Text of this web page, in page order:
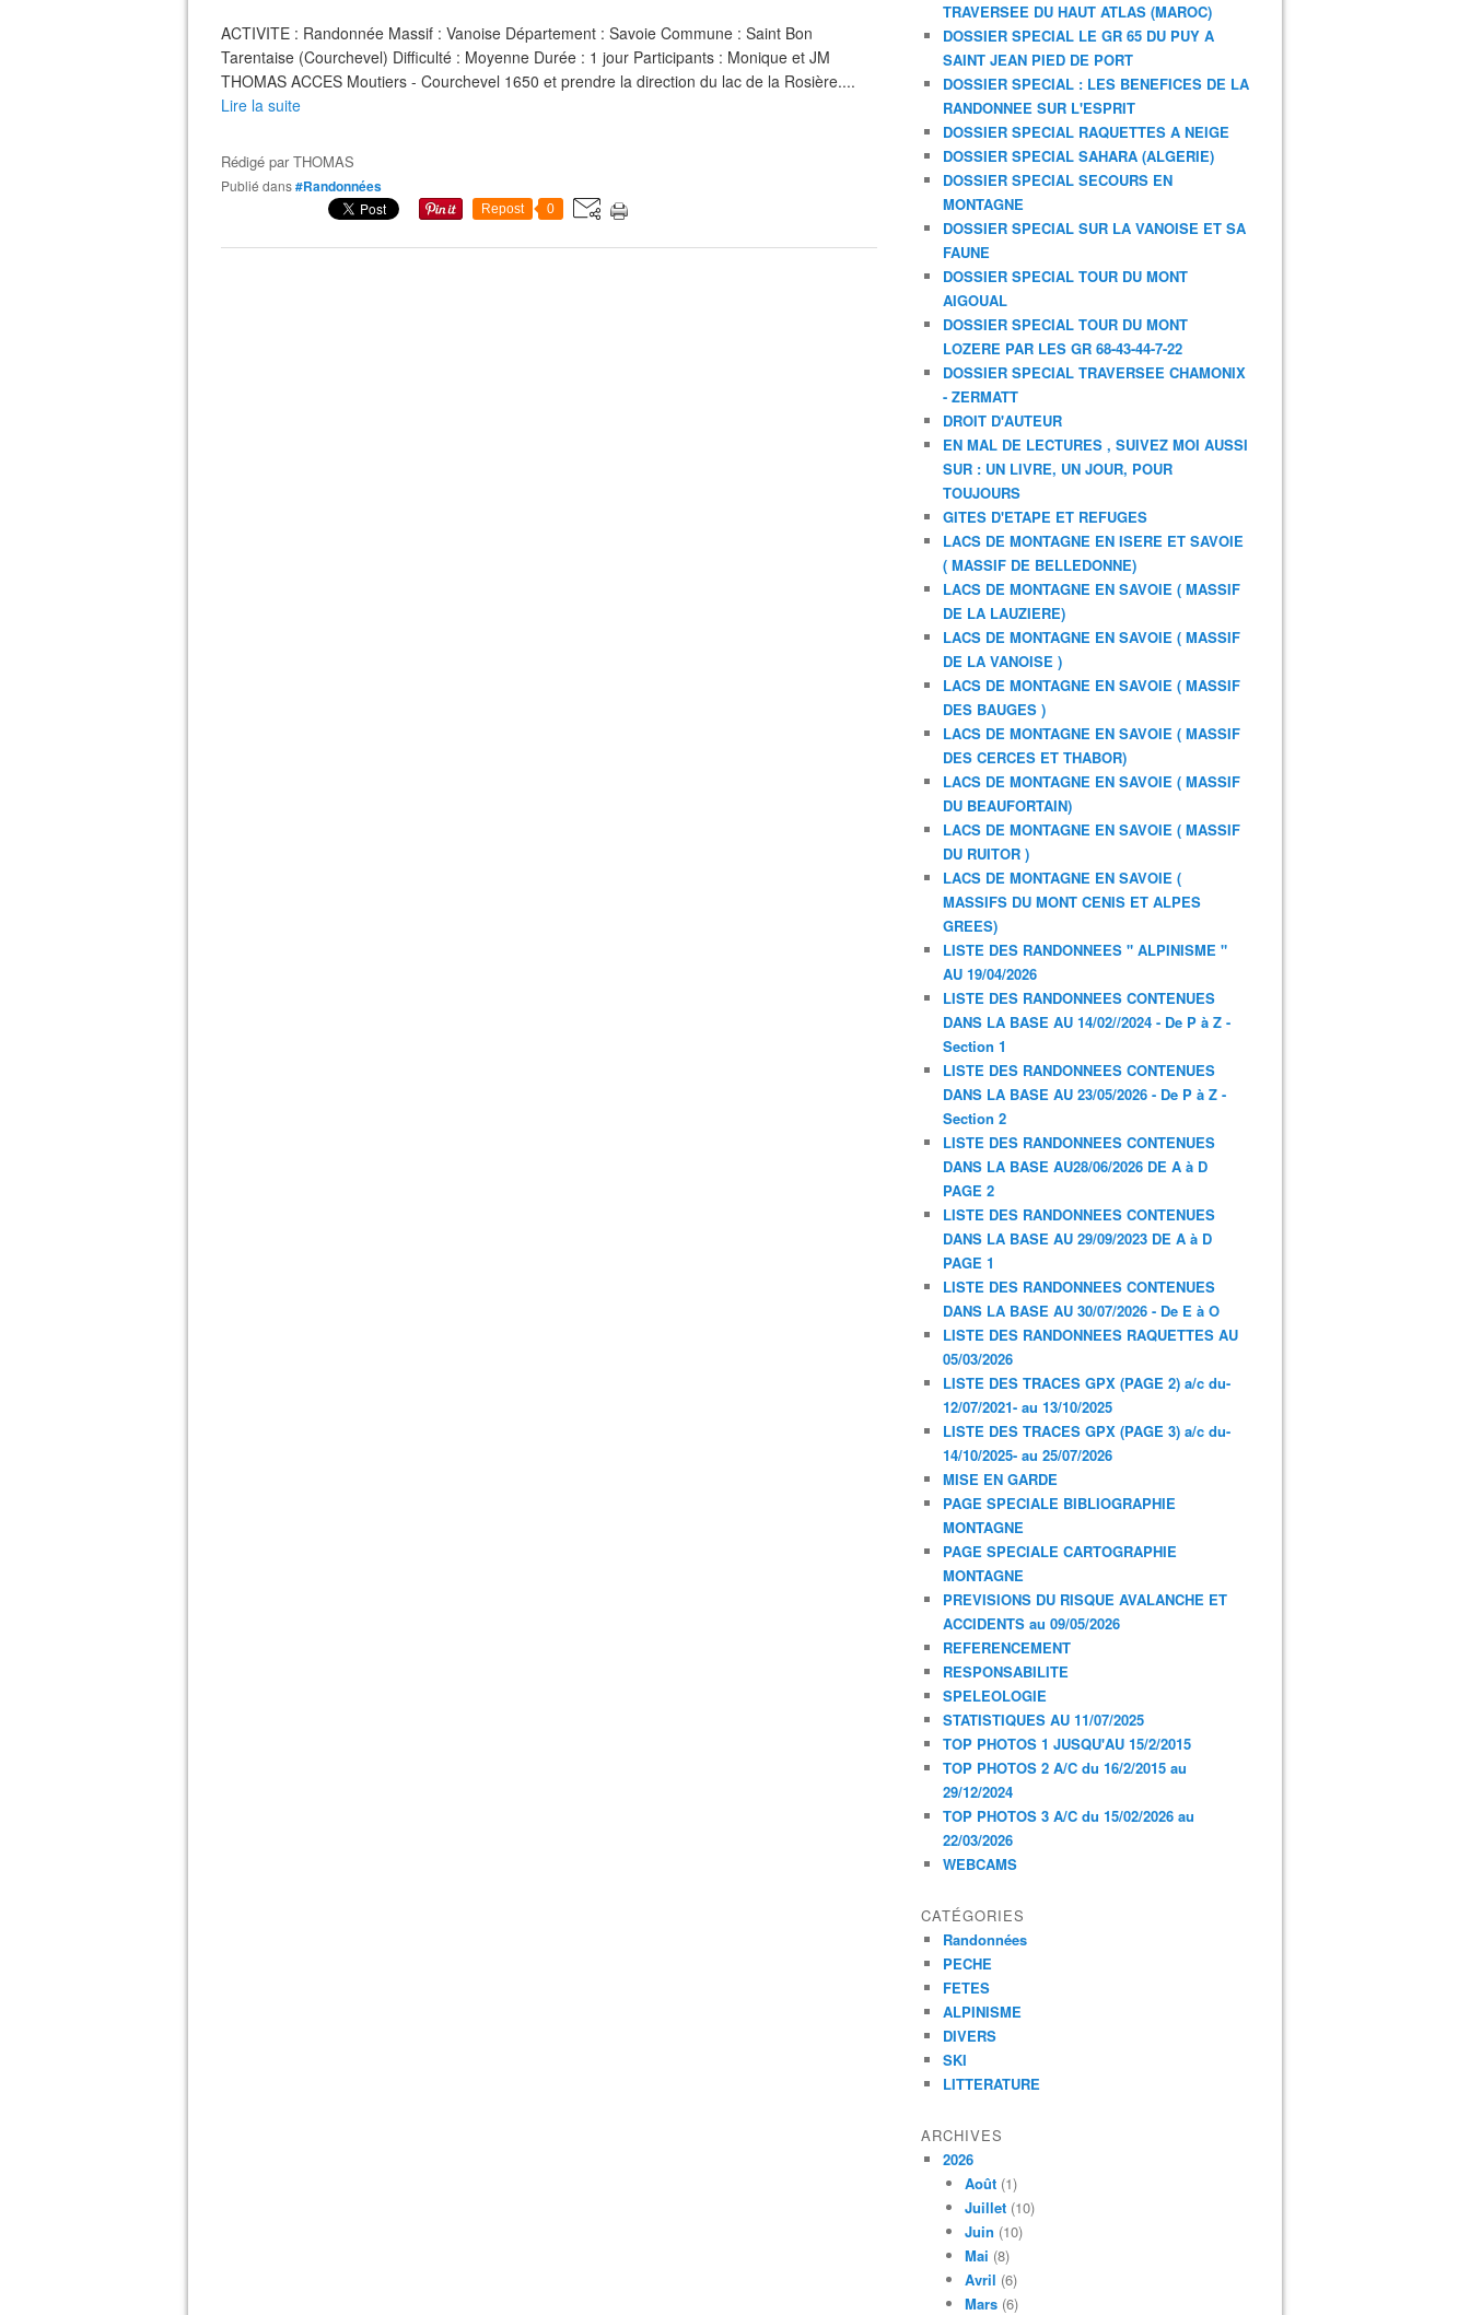
ACTIVITE : Randonnée Massif : Vanoise Département : Savoie Commune : Saint Bon
Tarentaise (Courchevel) Difficulté : Moyenne Durée : 1 jour Participants : Monique et JM
THOMAS ACCES Moutiers - Courchevel 1650 et prendre la direction du lac de la Rosière....
Lire la suite
Rédigé parTHOMAS
Publié dans#Randonnées
Repost 0
TRAVERSEE DU HAUT ATLAS (MAROC)
DOSSIER SPECIAL LE GR 65 DU PUY A
SAINT JEAN PIED DE PORT
DOSSIER SPECIAL : LES BENEFICES DE LA
RANDONNEE SUR L'ESPRIT
DOSSIER SPECIAL RAQUETTES A NEIGE
DOSSIER SPECIAL SAHARA (ALGERIE)
DOSSIER SPECIAL SECOURS EN
MONTAGNE
DOSSIER SPECIAL SUR LA VANOISE ET SA
FAUNE
DOSSIER SPECIAL TOUR DU MONT
AIGOUAL
DOSSIER SPECIAL TOUR DU MONT
LOZERE PAR LES GR 68-43-44-7-22
DOSSIER SPECIAL TRAVERSEE CHAMONIX
- ZERMATT
DROIT D'AUTEUR
EN MAL DE LECTURES , SUIVEZ MOI AUSSI
SUR : UN LIVRE, UN JOUR, POUR
TOUJOURS
GITES D'ETAPE ET REFUGES
LACS DE MONTAGNE EN ISERE ET SAVOIE
( MASSIF DE BELLEDONNE)
LACS DE MONTAGNE EN SAVOIE ( MASSIF
DE LA LAUZIERE)
LACS DE MONTAGNE EN SAVOIE ( MASSIF
DE LA VANOISE )
LACS DE MONTAGNE EN SAVOIE ( MASSIF
DES BAUGES )
LACS DE MONTAGNE EN SAVOIE ( MASSIF
DES CERCES ET THABOR)
LACS DE MONTAGNE EN SAVOIE ( MASSIF
DU BEAUFORTAIN)
LACS DE MONTAGNE EN SAVOIE ( MASSIF
DU RUITOR )
LACS DE MONTAGNE EN SAVOIE (
MASSIFS DU MONT CENIS ET ALPES
GREES)
LISTE DES RANDONNEES " ALPINISME "
AU 19/04/2026
LISTE DES RANDONNEES CONTENUES
DANS LA BASE AU 14/02//2024 - De P à Z -
Section 1
LISTE DES RANDONNEES CONTENUES
DANS LA BASE AU 23/05/2026 - De P à Z -
Section 2
LISTE DES RANDONNEES CONTENUES
DANS LA BASE AU28/06/2026 DE A à D
PAGE 2
LISTE DES RANDONNEES CONTENUES
DANS LA BASE AU 29/09/2023 DE A à D
PAGE 1
LISTE DES RANDONNEES CONTENUES
DANS LA BASE AU 30/07/2026 - De E à O
LISTE DES RANDONNEES RAQUETTES AU
05/03/2026
LISTE DES TRACES GPX (PAGE 2) a/c du-
12/07/2021- au 13/10/2025
LISTE DES TRACES GPX (PAGE 3) a/c du-
14/10/2025- au 25/07/2026
MISE EN GARDE
PAGE SPECIALE BIBLIOGRAPHIE
MONTAGNE
PAGE SPECIALE CARTOGRAPHIE
MONTAGNE
PREVISIONS DU RISQUE AVALANCHE ET
ACCIDENTS au 09/05/2026
REFERENCEMENT
RESPONSABILITE
SPELEOLOGIE
STATISTIQUES AU 11/07/2025
TOP PHOTOS 1 JUSQU'AU 15/2/2015
TOP PHOTOS 2 A/C du 16/2/2015 au
29/12/2024
TOP PHOTOS 3 A/C du 15/02/2026 au
22/03/2026
WEBCAMS
CATÉGORIES
Randonnées
PECHE
FETES
ALPINISME
DIVERS
SKI
LITTERATURE
ARCHIVES
2026
Août (1)
Juillet (10)
Juin (10)
Mai (8)
Avril (6)
Mars (6)